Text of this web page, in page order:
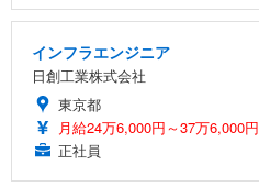
インフラエンジニア
日創工業株式会社
東京都
月給24万6,000円～37万6,000円
正社員